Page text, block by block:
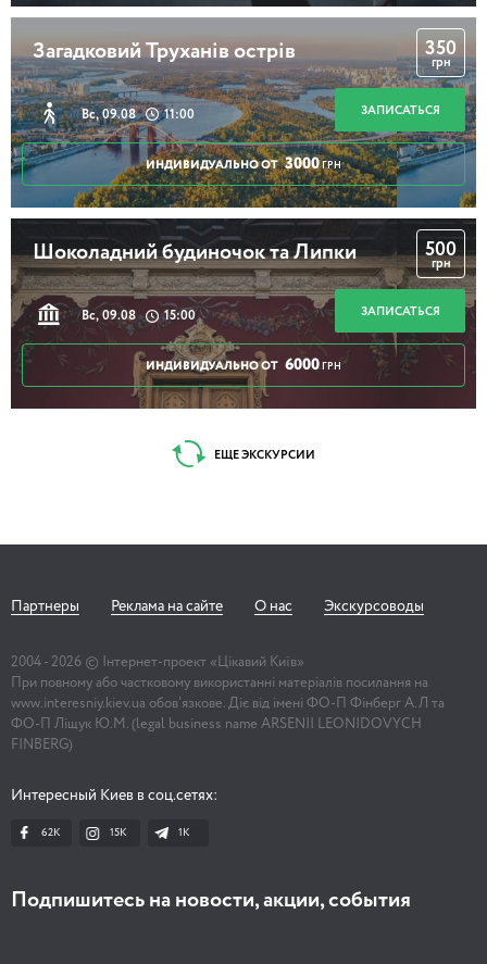
Загадковий Труханів острів
Вс, 09.08 11:00
350
грн
ЗАПИСАТЬСЯ
ИНДИВИДУАЛЬНО ОТ 3000 ГРН
Шоколадний будиночок та Липки
Вс, 09.08 15:00
500
грн
ЗАПИСАТЬСЯ
ИНДИВИДУАЛЬНО ОТ 6000 ГРН
ЕЩЕ ЭКСКУРСИИ
Партнеры Реклама на сайте О нас Экскурсоводы
2004 - 2026 © Інтернет-проект «Цікавий Київ»
При повному або частковому використанні матеріалів посилання на
www.interesniy.kiev.ua обов'язкове. Діє від імені ФО-П Фінберг А.Л та
ФО-П Ліщук Ю.М. (legal business name ARSENII LEONIDOVYCH
FINBERG)
Интересный Киев в соц.сетях:
62K 15K 1К
Подпишитесь на новости, акции, события